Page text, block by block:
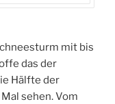
mit bis
das der
Hälfte der
sehen. Vom